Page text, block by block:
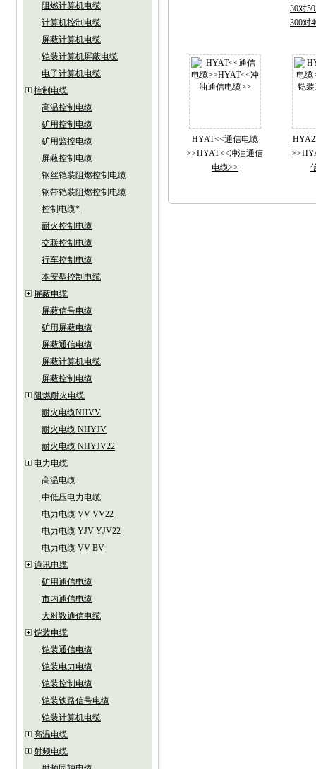
阻燃计算机电缆
计算机控制电缆
屏蔽计算机电缆
铠装计算机屏蔽电缆
电子计算机电缆
控制电缆
高温控制电缆
矿用控制电缆
矿用监控电缆
屏蔽控制电缆
钢丝铠装阻燃控制电缆
钢带铠装阻燃控制电缆
控制电缆*
耐火控制电缆
交联控制电缆
行车控制电缆
本安型控制电缆
屏蔽电缆
屏蔽信号电缆
矿用屏蔽电缆
屏蔽通信电缆
屏蔽计算机电缆
屏蔽控制电缆
阻燃耐火电缆
耐火电缆NHVV
耐火电缆 NHYJV
耐火电缆 NHYJV22
电力电缆
高温电缆
中低压电力电缆
电力电缆 VV VV22
电力电缆 YJV YJV22
电力电缆 VV BV
通讯电缆
矿用通信电缆
市内通信电缆
大对数通信电缆
铠装电缆
铠装通信电缆
铠装电力电缆
铠装控制电缆
铠装铁路信号电缆
铠装计算机电缆
高温电缆
射频电缆
30对
300对
HYAT<<通信电缆
>>HYAT<<冲油通信
电缆>>